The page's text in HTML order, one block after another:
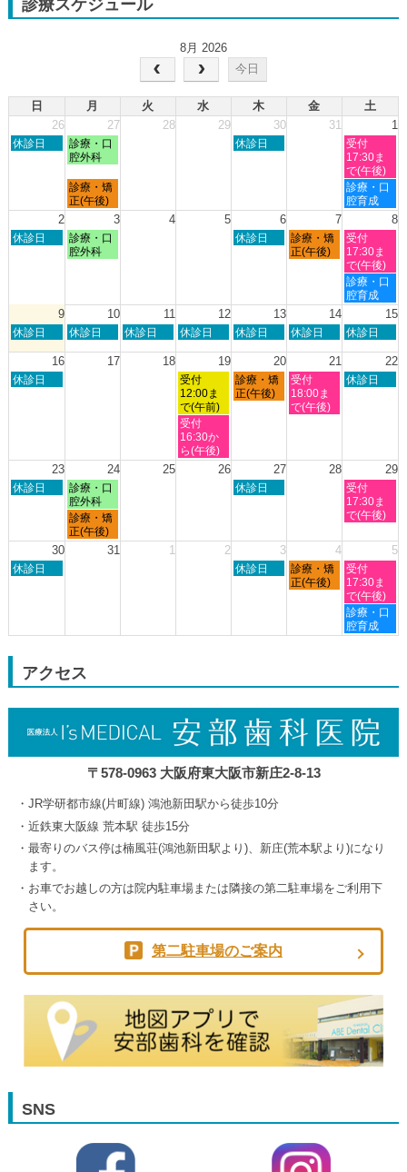
診療スケジュール
8月 2026
今日
日 月 火 水 木 金
土
26
27 28 29 30 31 1
日
26th
休診日
月
曜
7
月
27th
診療・口
腔外科
木
30th
休診日
土
曜
日,
8
月
1st
受付
17:30ま
で(午後)
月
曜
日,
月
27th
診療・矯
正(午後)
土
曜
日,
月
1st
2026
診療・口
腔育成
2 3 4 5 6 7 8
日
2nd
休診日
月
曜
3rd
診療・口
腔外科
木
6th
休診日
金
曜
7th
診療・矯
正(午後)
土
曜
日,
8
月
8th
受付
17:30ま
で(午後)
土
曜
日,
月
診療・口
腔育成
9 10 11 12 13 14 15
日
8
月
休診日
月
休診日
火
休診日
水
8
月
12th
2026
休診日
木
8
月
13th
休診日
金
8
月
14th
2026
休診日
土
8
月
休診日
16 17 18 19 20 21 22
日
2026
休診日
水
曜
日,
8
月
19th
2026
受付
12:00ま
で(午前)
木
曜
2026
診療・矯
正(午後)
金
曜
日,
2026
受付
18:00ま
で(午後)
土
2026
休診日
水
曜
日,
8
受付
16:30か
ら(午後)
23 24 25 26 27 28 29
日
月
2026
休診日
月
曜
日,
8
月
診療・口
腔外科
木
月
2026
休診日
土
曜
日,
月
2026
受付
17:30ま
で(午後)
月
曜
日,
診療・矯
正(午後)
30 31 1 2 3 4 5
日
30th
休診日
木
3rd
休診日
金
曜
4th
診療・矯
正(午後)
土
曜
日,
9
月
5th
受付
17:30ま
で(午後)
土
曜
日,
診療・口
腔育成
アクセス
〒578-0963 大阪府東大阪市新庄2-8-13
JR学研都市線(片町線) 鴻池新田駅から徒歩10分
近鉄東大阪線 荒本駅 徒歩15分
最寄りのバス停は楠風荘(鴻池新田駅より)、新庄(荒本駅より)になり
ます。
お車でお越しの方は院内駐車場または隣接の第二駐車場をご利用下
さい。
第二駐車場のご案内
SNS